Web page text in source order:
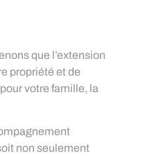
que l’extension
propriété et de
votre famille, la